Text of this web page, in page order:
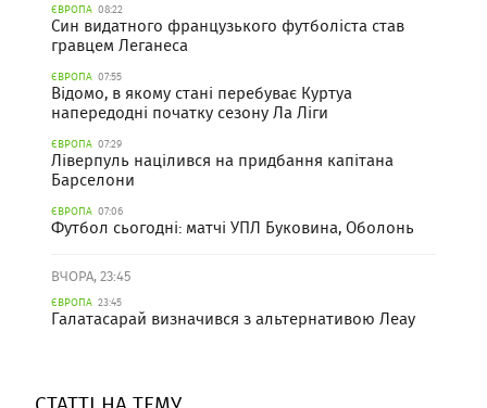
ЄВРОПА 08:22
Син видатного французького футболіста став
гравцем Леганеса
ЄВРОПА 07:55
Відомо, в якому стані перебуває Куртуа
напередодні початку сезону Ла Ліги
ЄВРОПА 07:29
Ліверпуль націлився на придбання капітана
Барселони
ЄВРОПА 07:06
Футбол сьогодні: матчі УПЛ Буковина, Оболонь
ВЧОРА, 23:45
ЄВРОПА 23:45
Галатасарай визначився з альтернативою Леау